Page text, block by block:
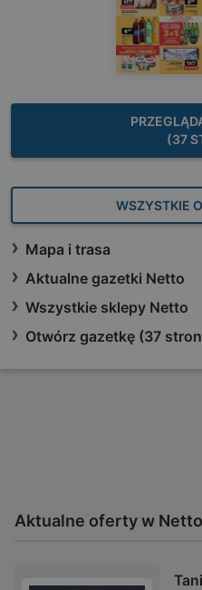
(37
WSZYSTKIE
Mapa i trasa
Aktualne gazetki Netto
Wszystkie sklepy Netto
Otwórz gazetkę (37
Aktualne oferty w Netto